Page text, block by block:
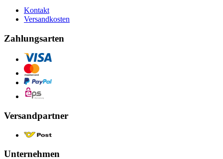
Kontakt
Versandkosten
Zahlungsarten
Versandpartner
Unternehmen